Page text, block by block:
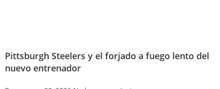
Pittsburgh Steelers y el forjado a fuego lento del
nuevo entrenador